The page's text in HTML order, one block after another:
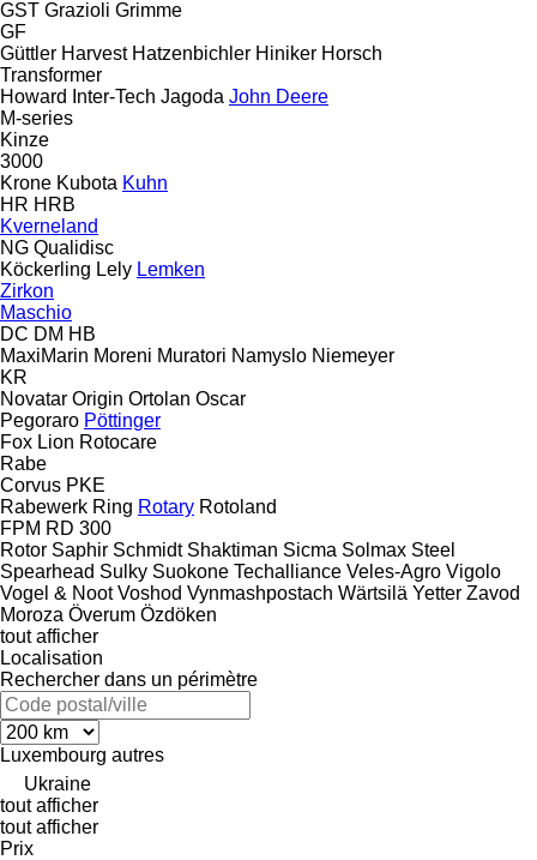
GST Grazioli Grimme
GF
Güttler Harvest Hatzenbichler Hiniker Horsch
Transformer
Howard
Inter-Tech Jagoda John Deere
M-series
Kinze
3000
Krone Kubota Kuhn
HR HRB
Kverneland
NG Qualidisc
Köckerling Lely Lemken
Zirkon
Maschio
DC DM HB
MaxiMarin Moreni Muratori Namyslo Niemeyer
KR
Novatar Origin Ortolan Oscar
Pegoraro Pöttinger
Fox Lion Rotocare
Rabe
Corvus PKE
Rabewerk Ring Rotary Rotoland
FPM RD 300
Rotor Saphir Schmidt Shaktiman Sicma Solmax Steel
Spearhead Sulky Suokone Techalliance Veles-Agro Vigolo
Vogel & Noot Voshod Vynmashpostach Wärtsilä Yetter Zavod
Moroza Överum Özdöken
tout afficher
Localisation
Rechercher dans un périmètre
Luxembourg autres
Ukraine
tout afficher
tout afficher
Prix